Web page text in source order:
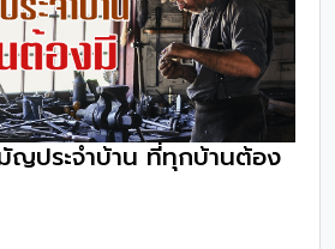
ญประจำบ้าน ที่ทุกบ้านต้อง